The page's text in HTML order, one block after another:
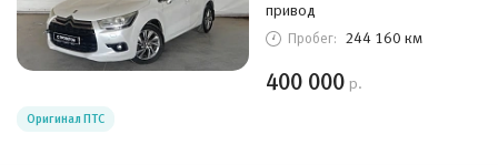
привод
Пробег: 244 160 км
400 000 р.
Оригинал ПТС